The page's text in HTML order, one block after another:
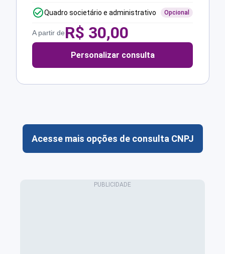
Quadro societário e administrativo Opcional
A partir deR$ 30,00
Personalizar consulta
Acesse mais opções de consulta CNPJ